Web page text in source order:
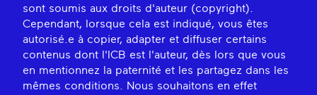
sont soumis aux droits d'auteur (copyright).
Cependant, lorsque cela est indiqué, vous êtes
autorisé.e à copier, adapter et diffuser certains
contenus dont l'ICB est l'auteur, dès lors que vous
en mentionnez la paternité et les partagez dans les
mêmes conditions. Nous souhaitons en effet